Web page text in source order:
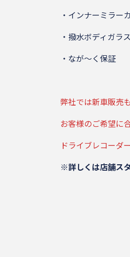
・インナーミラー
・撥水ボディガラ
・なが～く保証
弊社では新車販売
お客様のご希望に
ドライブレコーダ
※詳しくは店舗ス